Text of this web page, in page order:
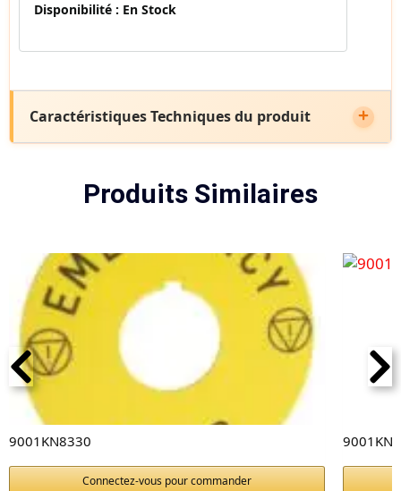
Disponibilité : En Stock
Caractéristiques Techniques du produit
Produits Similaires
9001KN8330
Connectez-vous pour commander